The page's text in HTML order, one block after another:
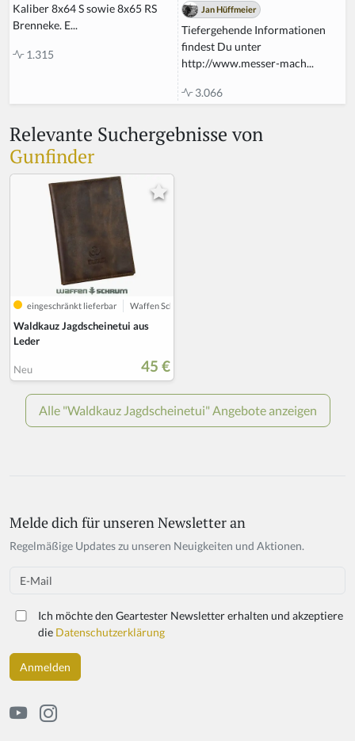
Kaliber 8x64 S sowie 8x65 RS
Brenneke. E...
1.315
Jan Hüffmeier
Tiefergehende Informationen
findest Du unter
http://www.messer-mach...
3.066
Relevante Suchergebnisse von
Gunfinder
If
y
h
a
n,
Melde dich für unseren Newsletter an
Regelmäßige Updates zu unseren Neuigkeiten und Aktionen.
Email
Ich möchte den Geartester Newsletter erhalten und akzeptiere
die Datenschutzerklärung